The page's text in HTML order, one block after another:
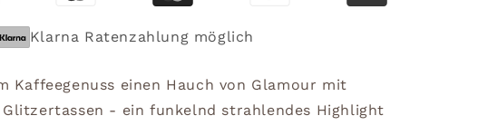
Klarna Ratenzahlung möglich
Kaffeegenuss einen Hauch von Glamour mit
Glitzertassen - ein funkelnd strahlendes Highlight